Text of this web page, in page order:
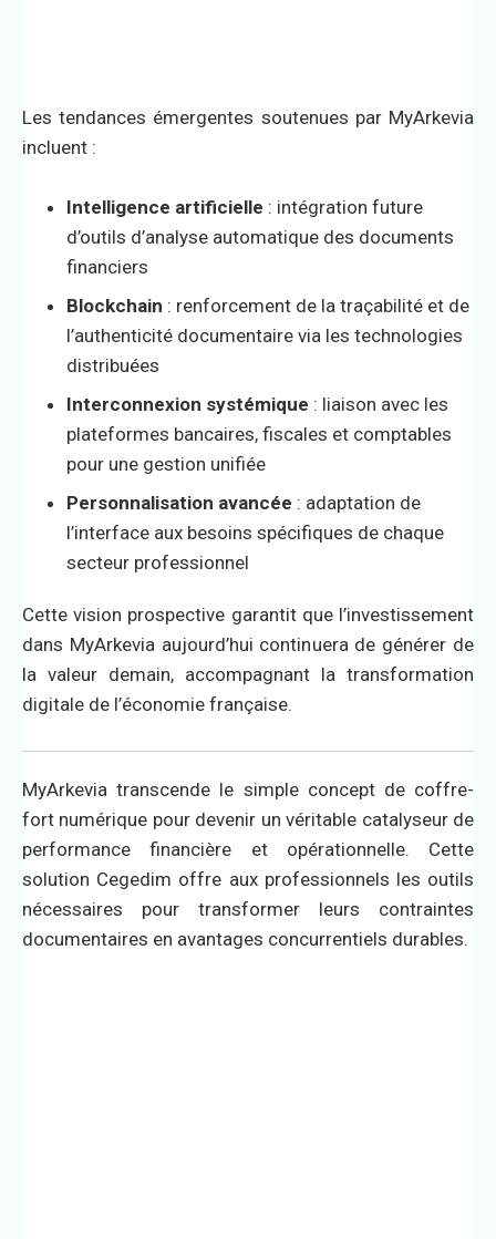
Les tendances émergentes soutenues par MyArkevia
incluent :
Intelligence artificielle : intégration future
d’outils d’analyse automatique des documents
financiers
Blockchain : renforcement de la traçabilité et de
l’authenticité documentaire via les technologies
distribuées
Interconnexion systémique : liaison avec les
plateformes bancaires, fiscales et comptables
pour une gestion unifiée
Personnalisation avancée : adaptation de
l’interface aux besoins spécifiques de chaque
secteur professionnel
Cette vision prospective garantit que l’investissement
dans MyArkevia aujourd’hui continuera de générer de
la valeur demain, accompagnant la transformation
digitale de l’économie française.
MyArkevia transcende le simple concept de coffre-
fort numérique pour devenir un véritable catalyseur de
performance financière et opérationnelle. Cette
solution Cegedim offre aux professionnels les outils
nécessaires pour transformer leurs contraintes
documentaires en avantages concurrentiels durables.